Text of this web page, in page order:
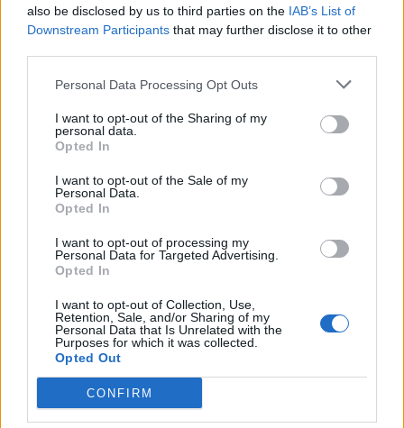
also be disclosed by us to third parties on the IAB’s List of
Downstream Participants that may further disclose it to other
Personal Data Processing Opt Outs
I want to opt-out of the Sharing of my
personal data.
Opted In
I want to opt-out of the Sale of my
Personal Data.
Opted In
I want to opt-out of processing my
Personal Data for Targeted Advertising.
Opted In
I want to opt-out of Collection, Use,
Retention, Sale, and/or Sharing of my
Personal Data that Is Unrelated with the
Purposes for which it was collected.
Opted Out
CONFIRM
blihen e shiten dollari dhe
euro, çfarë ndodh me
monedhat e tjera
dykatëshe në Fier,
shkaktohen dëme të
konsiderueshme
“Meta” gjobitet me 567
milionë dollarë të tjerë për
sigurinë e fëmijëve,
kompania: Do ta apelojmë
Çfarë kanë rezervuar yjet
për secilën shenjë?